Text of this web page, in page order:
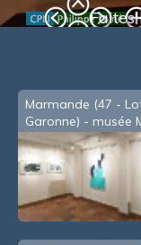
Faites
Marmande (47 -
Garonne) - musée
2 (2011)